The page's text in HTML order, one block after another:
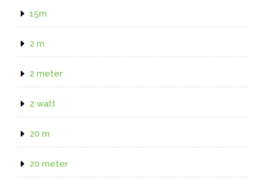
15m
2 m
2 meter
2 watt
20 m
20 meter